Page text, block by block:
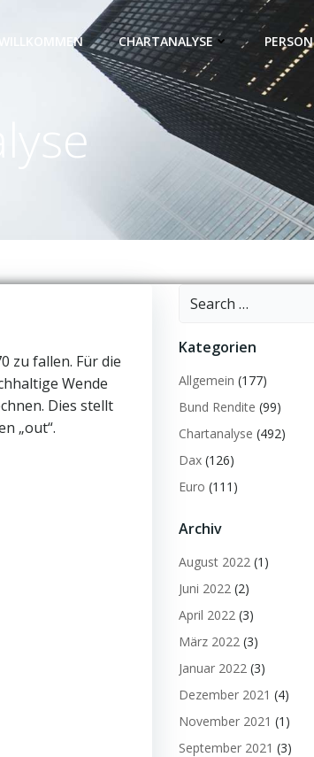
WILLKOMMEN CHARTANALYSE PERSON
zu fallen. Für die
Wende
Dies stellt
„out“.
Search
Kategorien
Allgemein (177)
Bund Rendite (99)
Chartanalyse (492)
Dax (126)
Euro (111)
Archiv
August 2022 (1)
Juni 2022 (2)
April 2022 (3)
März 2022 (3)
Januar 2022 (3)
Dezember 2021 (4)
November 2021 (1)
September 2021 (3)